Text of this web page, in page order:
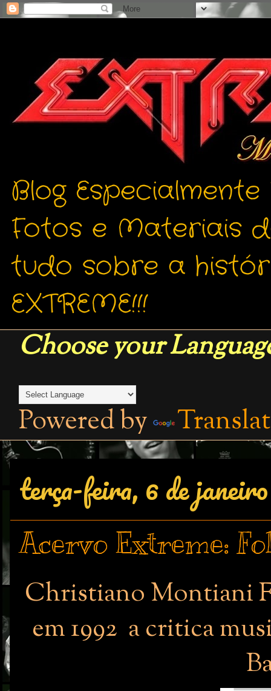
Blog
Fotos e Materiais
tudo sobre a
EXTREME!!!
Choose your
Powered by
terça-feira, 6 de
Acervo Extreme:
Christiano Montiani
em 1992 a critica